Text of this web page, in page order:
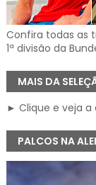
Confira todas as
1ª divisão da
MAIS DA
► Clique e veja
PALCOS NA